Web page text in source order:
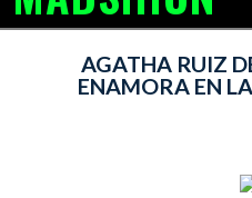
AGATHA RUIZ
ENAMORA EN